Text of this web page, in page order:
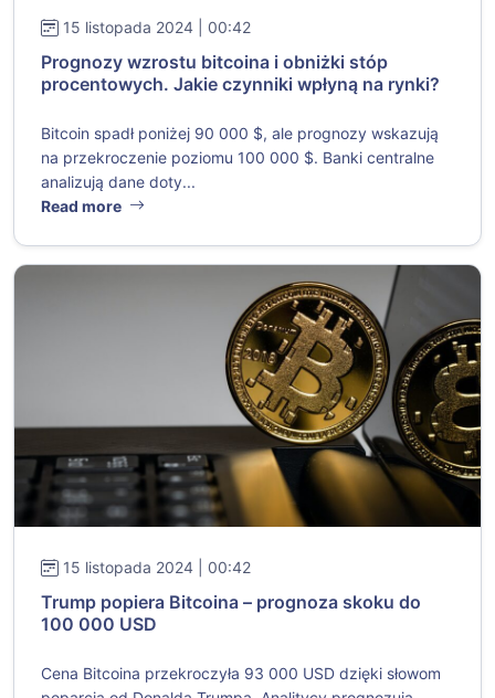
15 listopada 2024 | 00:42
Prognozy wzrostu bitcoina i obniżki stóp
procentowych. Jakie czynniki wpłyną na rynki?
Bitcoin spadł poniżej 90 000 $, ale prognozy wskazują
na przekroczenie poziomu 100 000 $. Banki centralne
analizują dane doty...
Read more
15 listopada 2024 | 00:42
Trump popiera Bitcoina – prognoza skoku do
100 000 USD
Cena Bitcoina przekroczyła 93 000 USD dzięki słowom